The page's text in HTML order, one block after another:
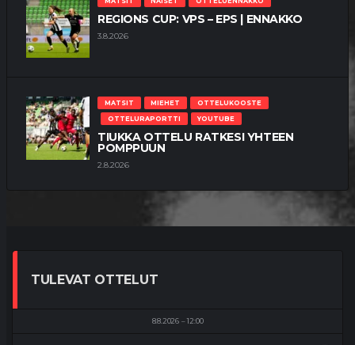
REGIONS CUP: VPS – EPS | ENNAKKO
3.8.2026
MATSIT MIEHET
OTTELUKOOSTE
OTTELURAPORTTI
YOUTUBE
TIUKKA OTTELU RATKESI YHTEEN
POMPPUUN
2.8.2026
TULEVAT OTTELUT
8.8.2026 12:00